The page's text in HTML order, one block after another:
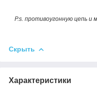
P.s. противоугонную цепь и
Скрыть
Характеристики